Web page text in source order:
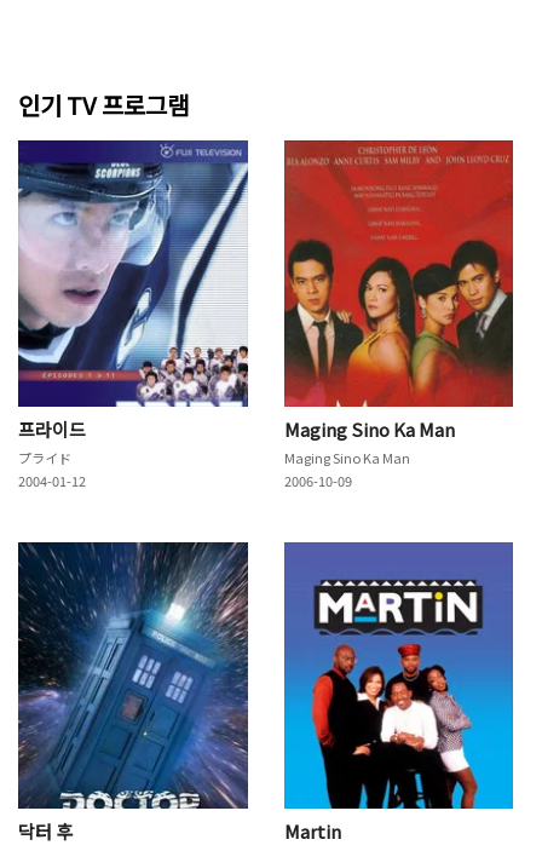
인기 TV 프로그램
프라이드
プライド
2004-01-12
Maging Sino Ka Man
Maging Sino Ka Man
2006-10-09
닥터 후 Martin